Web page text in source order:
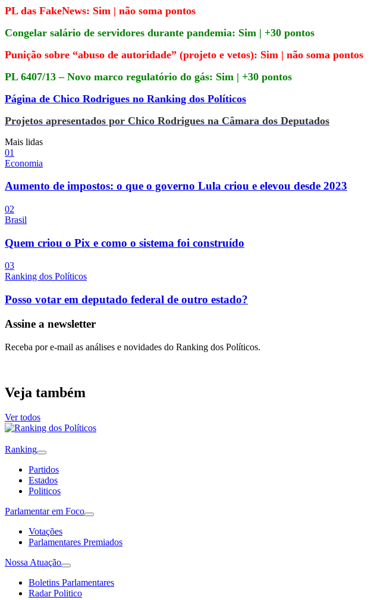
PL das FakeNews: Sim | não soma pontos
Congelar salário de servidores durante pandemia: Sim | +30 pontos
Punição sobre “abuso de autoridade” (projeto e vetos): Sim | não soma pontos
PL 6407/13 – Novo marco regulatório do gás: Sim | +30 pontos
Página de Chico Rodrigues no Ranking dos Políticos
Projetos apresentados por Chico Rodrigues na Câmara dos Deputados
Mais lidas
01
Economia
Aumento de impostos: o que o governo Lula criou e elevou desde 2023
02
Brasil
Quem criou o Pix e como o sistema foi construído
03
Ranking dos Políticos
Posso votar em deputado federal de outro estado?
Assine a newsletter
Receba por e-mail as análises e novidades do Ranking dos Políticos.
Veja também
Ver todos
Ranking
Partidos
Estados
Politicos
Parlamentar em Foco
Votações
Parlamentares Premiados
Nossa Atuação
Boletins Parlamentares
Radar Politico